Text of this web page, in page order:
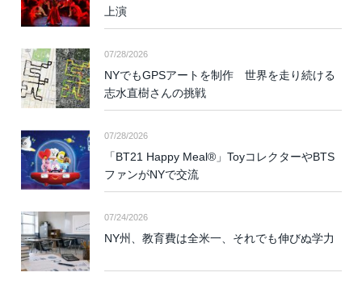
上演
07/28/2026
NYでもGPSアートを制作 世界を走り続ける
志水直樹さんの挑戦
07/28/2026
「BT21 Happy Meal®」ToyコレクターやBTS
ファンがNYで交流
07/24/2026
NY州、教育費は全米一、それでも伸びぬ学力